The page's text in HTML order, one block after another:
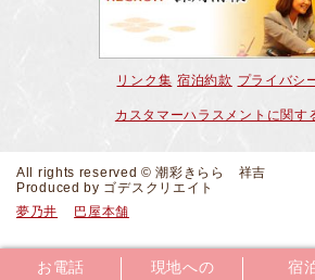
お電話 現地への 宿
リンク集 宿泊約款 プライバシ
カスタマーハラスメントに関す
All rights reserved © 潮彩きらら 祥吉
Produced by ゴデスクリエイト
夢乃井
巴屋本舗